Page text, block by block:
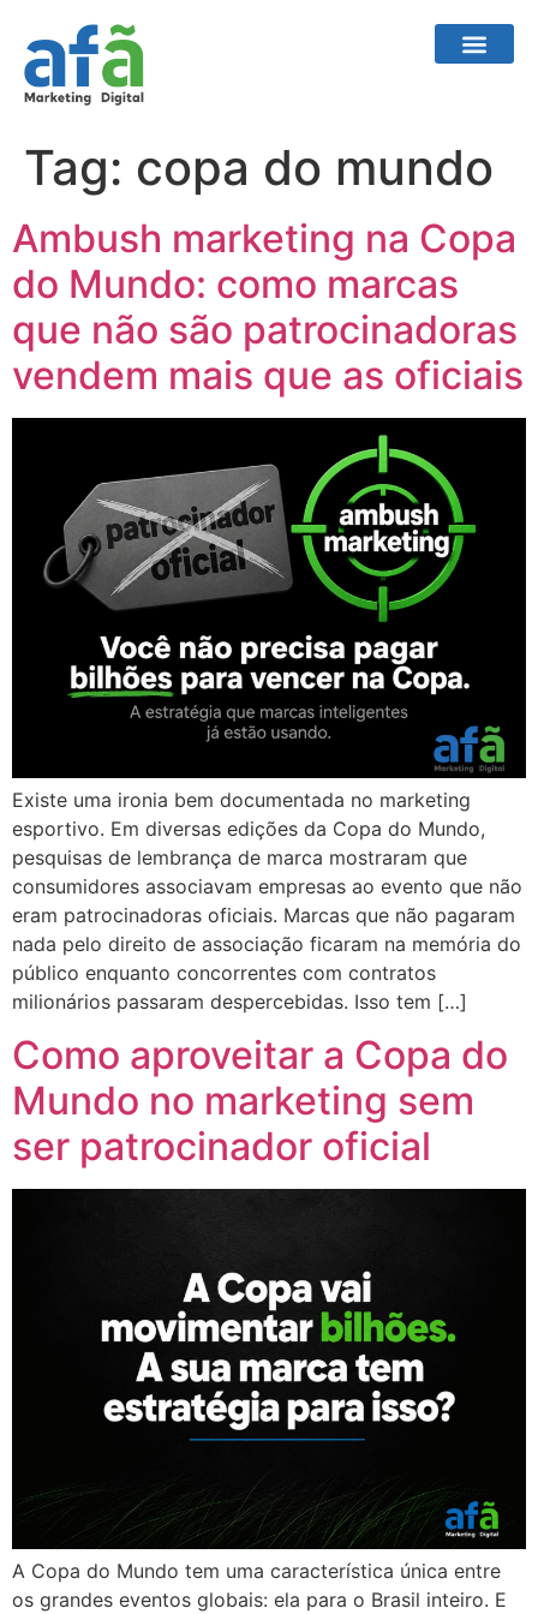
Tag: copa do mundo
Ambush marketing na Copa
do Mundo: como marcas
que não são patrocinadoras
vendem mais que as oficiais
Existe uma ironia bem documentada no marketing
esportivo. Em diversas edições da Copa do Mundo,
pesquisas de lembrança de marca mostraram que
consumidores associavam empresas ao evento que não
eram patrocinadoras oficiais. Marcas que não pagaram
nada pelo direito de associação ficaram na memória do
público enquanto concorrentes com contratos
milionários passaram despercebidas. Isso tem […]
Como aproveitar a Copa do
Mundo no marketing sem
ser patrocinador oficial
A Copa do Mundo tem uma característica única entre
os grandes eventos globais: ela para o Brasil inteiro. E